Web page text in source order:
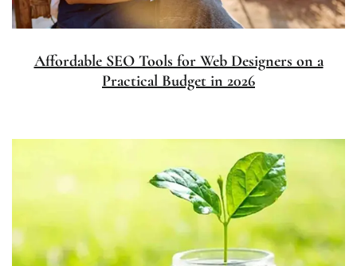
Affordable SEO Tools for Web Designers on a
Practical Budget in 2026